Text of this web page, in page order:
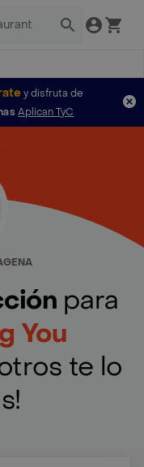
y disfruta de
Aplican TyC
para
You
te lo